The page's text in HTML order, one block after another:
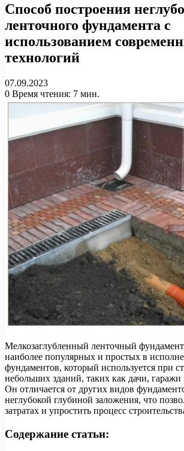
Способ построения
ленточного фундамента с
использованием
технологий
07.09.2023
0 Время чтения: 7 мин.
Мелкозаглубленный ленточный
наиболее популярных и простых в
фундаментов, который используется при
небольших зданий, таких как дачи,
Он отличается от других видов
неглубокой глубиной заложения, что
затратах и упростить процесс
Содержание статьи: